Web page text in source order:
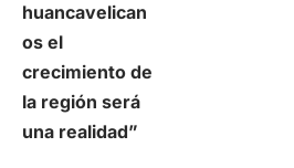
a
c
i
huancavelican
os el
crecimiento de
la región será
una realidad”